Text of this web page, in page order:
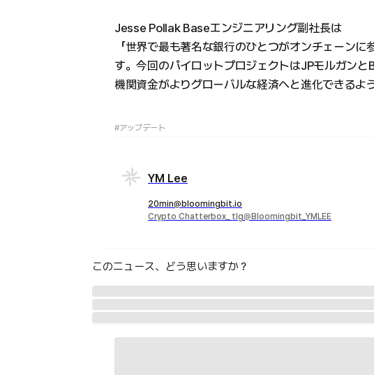
Jesse Pollak Baseエンジニアリング副社長は
「世界で最も著名な銀行のひとつがオンチェーン
す。今回のパイロットプロジェクトはJPモルガンと
機関資金がよりグローバルな経済へと進化できるよ
#アップデート
YM Lee
20min@bloomingbit.io
Crypto Chatterbox_ tlg@Bloomingbit_YMLEE
このニュース、どう思いますか？